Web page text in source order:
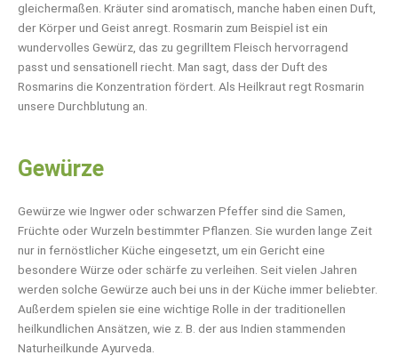
gleichermaßen. Kräuter sind aromatisch, manche haben einen Duft,
der Körper und Geist anregt. Rosmarin zum Beispiel ist ein
wundervolles Gewürz, das zu gegrilltem Fleisch hervorragend
passt und sensationell riecht. Man sagt, dass der Duft des
Rosmarins die Konzentration fördert. Als Heilkraut regt Rosmarin
unsere Durchblutung an.
Gewürze
Gewürze wie Ingwer oder schwarzen Pfeffer sind die Samen,
Früchte oder Wurzeln bestimmter Pflanzen. Sie wurden lange Zeit
nur in fernöstlicher Küche eingesetzt, um ein Gericht eine
besondere Würze oder schärfe zu verleihen. Seit vielen Jahren
werden solche Gewürze auch bei uns in der Küche immer beliebter.
Außerdem spielen sie eine wichtige Rolle in der traditionellen
heilkundlichen Ansätzen, wie z. B. der aus Indien stammenden
Naturheilkunde Ayurveda.